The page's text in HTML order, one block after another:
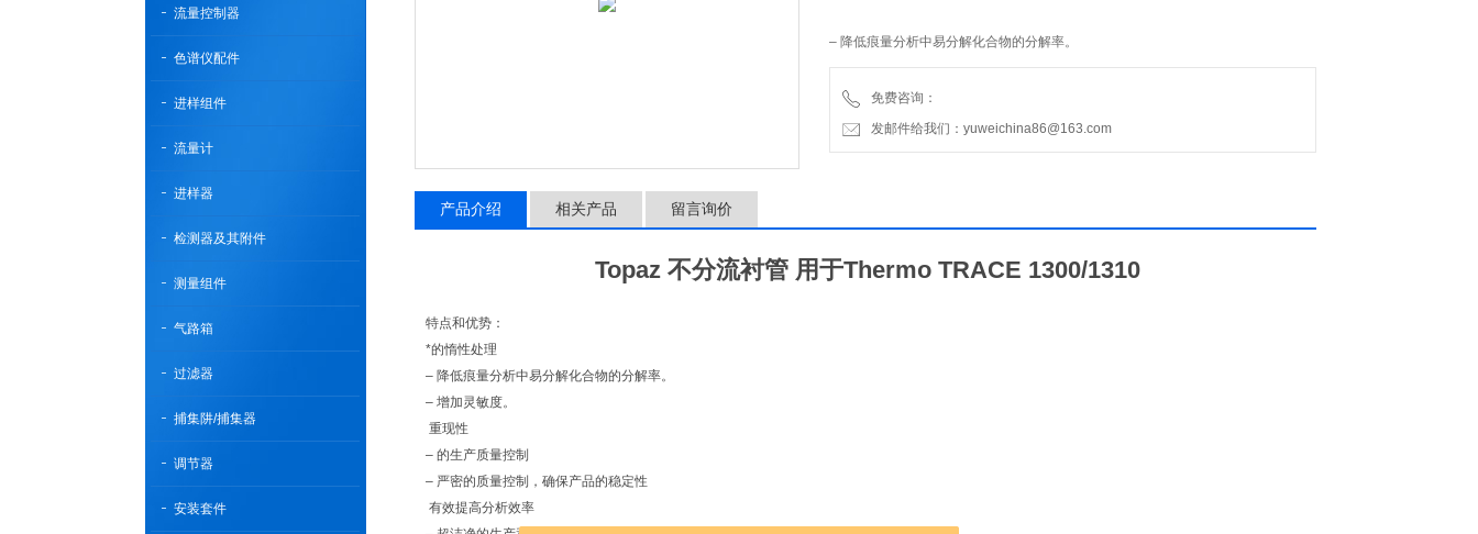
流量控制器
色谱仪配件
进样组件
流量计
进样器
检测器及其附件
测量组件
气路箱
过滤器
捕集阱/捕集器
调节器
安装套件
– 降低痕量分析中易分解化合物的分解率。
– 增加灵敏度。
免费咨询：
发邮件给我们：yuweichina86@163.com
产品介绍 相关产品 留言询价
Topaz 不分流衬管 用于Thermo TRACE 1300/1310
特点和优势：
*的惰性处理
– 降低痕量分析中易分解化合物的分解率。
– 增加灵敏度。
重现性
– 的生产质量控制
– 严密的质量控制，确保产品的稳定性
有效提高分析效率